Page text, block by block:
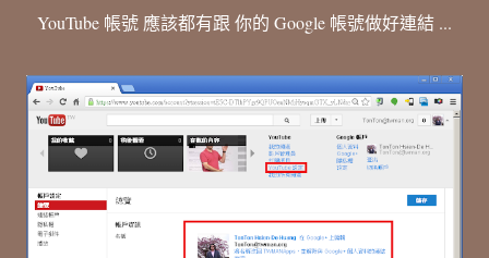
YouTube 帳號 應該都有跟 你的 Google 帳號做好連結 ...